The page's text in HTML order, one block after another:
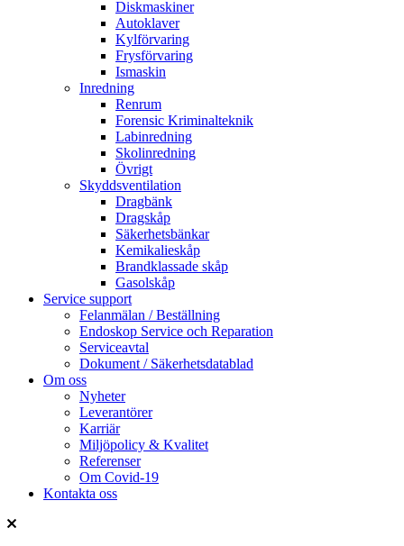
Diskmaskiner
Autoklaver
Kylförvaring
Frysförvaring
Ismaskin
Inredning
Renrum
Forensic Kriminalteknik
Labinredning
Skolinredning
Övrigt
Skyddsventilation
Dragbänk
Dragskåp
Säkerhetsbänkar
Kemikalieskåp
Brandklassade skåp
Gasolskåp
Service support
Felanmälan / Beställning
Endoskop Service och Reparation
Serviceavtal
Dokument / Säkerhetsdatablad
Om oss
Nyheter
Leverantörer
Karriär
Miljöpolicy & Kvalitet
Referenser
Om Covid-19
Kontakta oss